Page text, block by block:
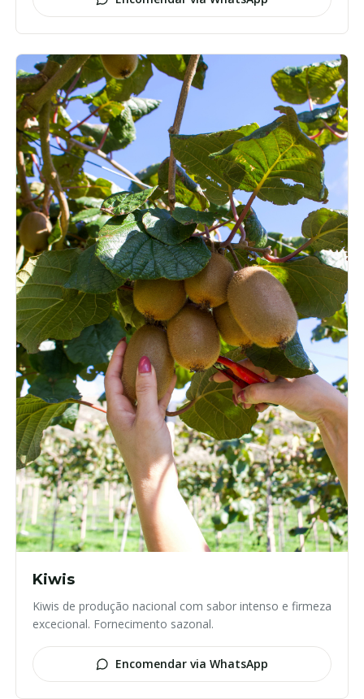
Kiwis
Kiwis de produção nacional com sabor intenso e firmeza
excecional. Fornecimento sazonal.
Encomendar via WhatsApp